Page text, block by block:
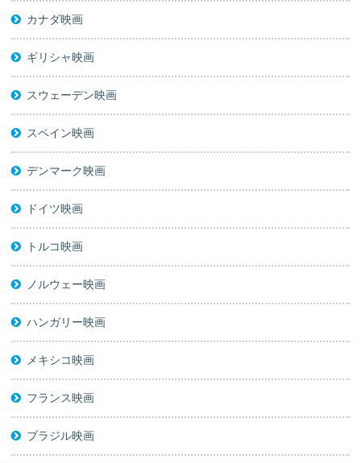
カナダ映画
ギリシャ映画
スウェーデン映画
スペイン映画
デンマーク映画
ドイツ映画
トルコ映画
ノルウェー映画
ハンガリー映画
メキシコ映画
フランス映画
ブラジル映画